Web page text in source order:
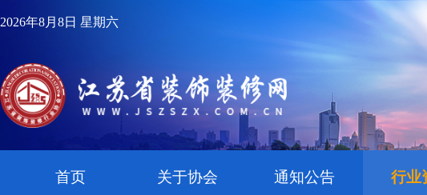
2026年8月8日 星期六
首页 关于协会 通知公告 行业